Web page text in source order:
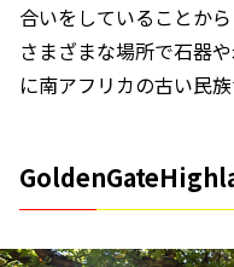
合いをしていることから
さまざまな場所で石器
に南アフリカの古い民